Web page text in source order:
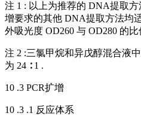
注 1 : 以上为推荐的 DNA提取
增要求的其他 DNA提取方法均
外吸光度 OD260 与 OD280 的比
注 2 :三氯甲烷和异戊醇混合液
为 24 ∶ 1 .
10 .3 PCR扩增
10 .3 .1 反应体系